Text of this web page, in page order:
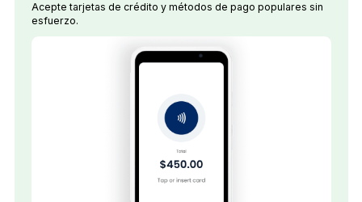
Acepte tarjetas de crédito y métodos de pago populares sin
esfuerzo.